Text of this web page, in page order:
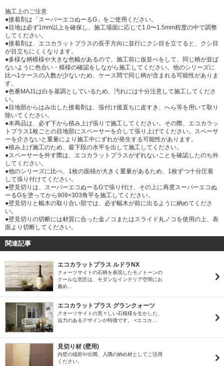
施工上のご注意
●接着剤は「スーパーエコぬーるG」をご使用ください。
●目地は必ず1mm以上を確保し、施工場面に応じて1.0〜1.5mm程度の中で調整
してください。
●接着剤は、エコカラットプラスの長手方向に並行にクシ目を立てると、クシ目
が目立ちにくくなります。
●多様な柄模様や大きな色幅があるので、施工前に仮並べをして、同じ柄が並ば
ないように色合い・模様の確認をしながら施工してください。他のシリーズに
比べ1ケースの入数が少ないため、ケース間で同じ柄が含まれる可能性がありま
す。
●色番MAJ1は白を基調としているため、汚れには十分注意して施工してくださ
い。
●目地部からはみ出した接着剤は、張付け後直ちに皮すき、へら等を用いて取り
除いてください。
●本商品は、必ず下から積み上げ張りで施工してください。その際、エコカラッ
トプラス1枚ごとの目地部にスペーサーを介して張り上げてください。スペーサ
ーを介さないと重量により施工中にずれが発生する可能性があります。
●積み上げ施工のため、最下段の水平を出して施工してください。
●スペーサーを外す際は、エコカラットプラスがずれないことを確認したのち外
してください。
●他のシリーズに比べ、1枚の面積が大きく重量があるため、1枚ずつ十分圧着
して張り付けてください。
●壁見切りは、スーパーエコぬーるGで張り付け、その上に再度スーパーエコぬ
ーるGを塗ってから909×303角平を施工してください。
●壁見切りと幅木の取り合い部では、必ず幅木が前に出るように納めてくださ
い。
●壁見切りの切断には材質に合った金ノコまたはスライド丸ノコを使用の上、表
面より切断してください。
関連記事
エコカラットプラス ルドラNX
クォーツサイトの石柄を表現したモノトーンの
クールな意匠は、モダンなインテリア空間にお
薦め…
エコカラットプラス グランクォーツ
クオーツサイトの荒々しい石模様を生かした、
迫力のあるデザインが特徴です。 <エコカ…
見切り材 (壁用)
内壁の端部や出隅、入隅の納め材としてご活用
ください。